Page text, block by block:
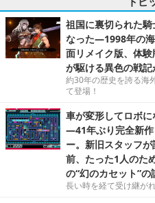
祖国に裏切られた
なった―1998年の
面リメイク版、体
が駆ける異色の戦
約30年の歴史を誇る海
て登場！
車が変形してロボ
―41年ぶり完全新作
ー。新旧スタッフ
前、たった1人のた
の“幻のカセット”の
長い時を経て受け継が